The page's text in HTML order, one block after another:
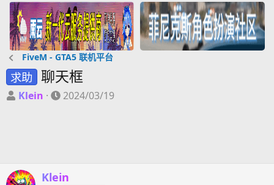
FiveM - GTA5 联机平台
求助 聊天框
主
Klein
开
2024/03/19
Klein